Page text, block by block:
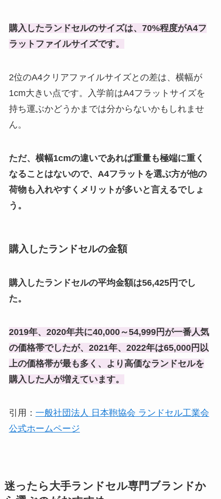
購入したランドセルのサイズは、70%程度がA4フ
ラットファイルサイズです。
2位のA4クリアファイルサイズとの差は、横幅が
1cm大きい点です。入学前はA4フラットサイズを
持ち運ぶかどうかまでは分からないかもしれませ
ん。
ただ、横幅1cmの違いであれば重量も極端に重く
なることはないので、A4フラットを選ぶ方が他の
荷物も入れやすくメリットが多いと言えるでしょ
う。
購入したランドセルの金額
購入したランドセルの平均金額は56,425円でし
た。
2019年、2020年共に40,000～54,999円が一番人気
の価格帯でしたが、2021年、2022年は65,000円以
上の価格帯が最も多く、より高価なランドセルを
購入した人が増えています。
引用： 一般社団法人 日本鞄協会 ランドセル工業会
公式ホームページ
迷ったら大手ランドセル専門ブランドか